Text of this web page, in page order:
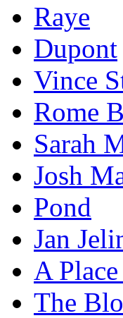
Raye
Dupont
Vince
Rome
Sarah
Josh
Pond
Jan
A
The